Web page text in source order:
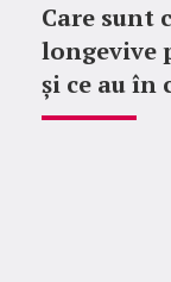
Care sunt
longevive
și ce au în